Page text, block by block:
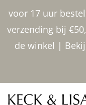
voor 17 uur
verzending bij
de winkel |
inhoud